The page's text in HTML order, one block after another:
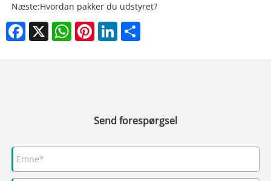
Næste:Hvordan pakker du udstyret?
Facebook
X WhatsAppPinterestLinkedIn
Send forespørgsel